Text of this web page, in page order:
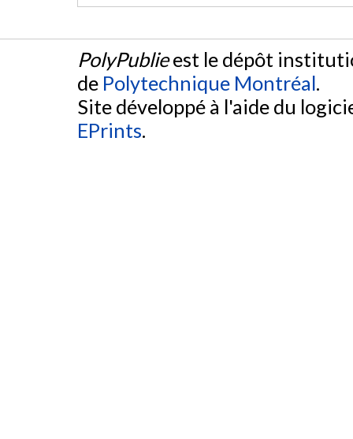
PolyPublieest le dépôt
de Polytechnique Montréal.
Site développé à l'aide du
EPrints.